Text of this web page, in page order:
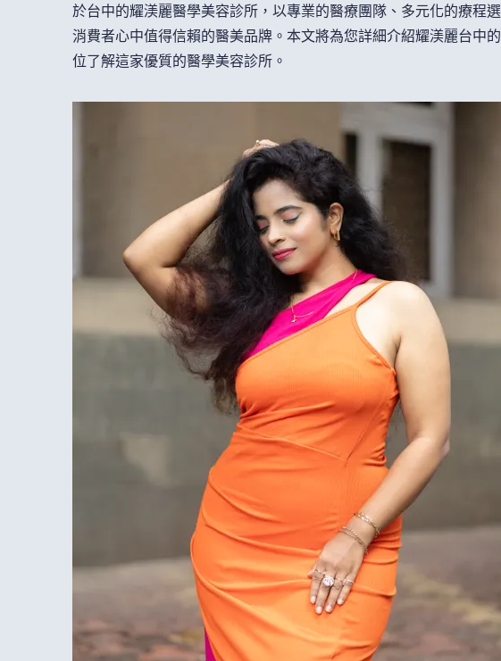
於台中的耀渼麗醫學美容診所，以專業的醫療團隊、多元化的療程
消費者心中值得信賴的醫美品牌。本文將為您詳細介紹耀渼麗台中
位了解這家優質的醫學美容診所。